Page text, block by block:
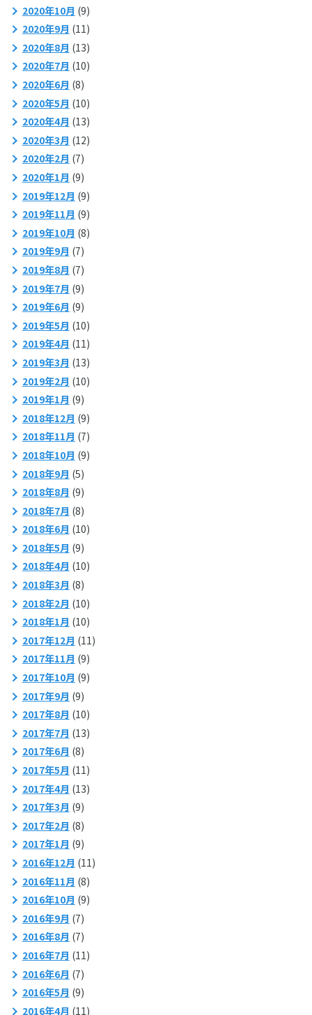
2020年10月 (9)
2020年9月 (11)
2020年8月 (13)
2020年7月 (10)
2020年6月 (8)
2020年5月 (10)
2020年4月 (13)
2020年3月 (12)
2020年2月 (7)
2020年1月 (9)
2019年12月 (9)
2019年11月 (9)
2019年10月 (8)
2019年9月 (7)
2019年8月 (7)
2019年7月 (9)
2019年6月 (9)
2019年5月 (10)
2019年4月 (11)
2019年3月 (13)
2019年2月 (10)
2019年1月 (9)
2018年12月 (9)
2018年11月 (7)
2018年10月 (9)
2018年9月 (5)
2018年8月 (9)
2018年7月 (8)
2018年6月 (10)
2018年5月 (9)
2018年4月 (10)
2018年3月 (8)
2018年2月 (10)
2018年1月 (10)
2017年12月 (11)
2017年11月 (9)
2017年10月 (9)
2017年9月 (9)
2017年8月 (10)
2017年7月 (13)
2017年6月 (8)
2017年5月 (11)
2017年4月 (13)
2017年3月 (9)
2017年2月 (8)
2017年1月 (9)
2016年12月 (11)
2016年11月 (8)
2016年10月 (9)
2016年9月 (7)
2016年8月 (7)
2016年7月 (11)
2016年6月 (7)
2016年5月 (9)
2016年4月 (11)